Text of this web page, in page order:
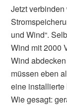
Jetzt
und Wind“.
Wind mit 2000
Wind
müssen eben
eine installierte
Wie gesagt: